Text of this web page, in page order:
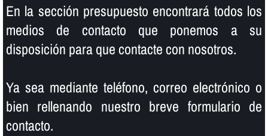
En la sección presupuesto encontrará todos los
medios de contacto que ponemos a su
disposición para que contacte con nosotros.
Ya sea mediante teléfono, correo electrónico o
bien rellenando nuestro breve formulario de
contacto.